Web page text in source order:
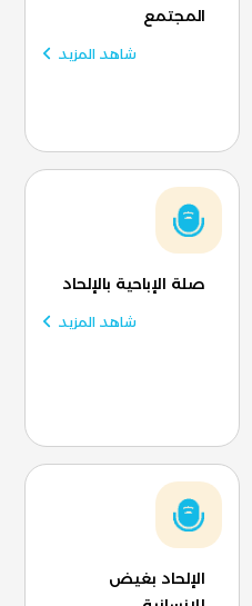
المجتمع
شاهد المزيد
صلة الإباحية بالإلحاد
شاهد المزيد
الإلحاد بغيض